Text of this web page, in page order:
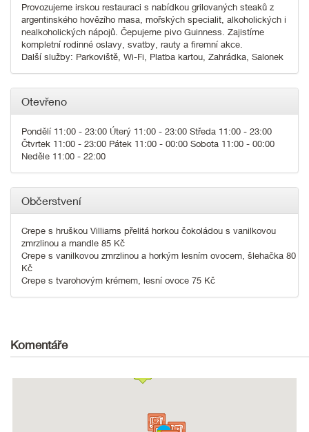
Provozujeme irskou restauraci s nabídkou grilovaných steaků z
argentinského hovězího masa, mořských specialit, alkoholických i
nealkoholických nápojů. Čepujeme pivo Guinness. Zajistíme
kompletní rodinné oslavy, svatby, rauty a firemní akce.
Další služby: Parkoviště, Wi-Fi, Platba kartou, Zahrádka, Salonek
Otevřeno
Pondělí 11:00 - 23:00 Úterý 11:00 - 23:00 Středa 11:00 - 23:00
Čtvrtek 11:00 - 23:00 Pátek 11:00 - 00:00 Sobota 11:00 - 00:00
Neděle 11:00 - 22:00
Občerstvení
Crepe s hruškou Villiams přelitá horkou čokoládou s vanilkovou
zmrzlinou a mandle 85 Kč
Crepe s vanilkovou zmrzlinou a horkým lesním ovocem, šlehačka 80
Kč
Crepe s tvarohovým krémem, lesní ovoce 75 Kč
Komentáře